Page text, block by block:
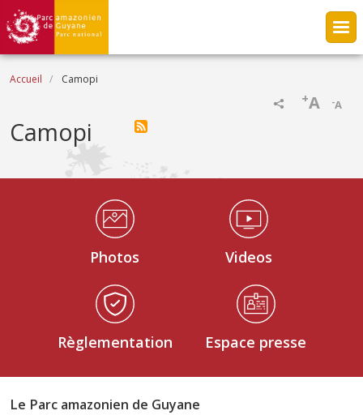
Aller au contenu principal
Fil d'Ariane
Accueil Camopi
-A
+A
Camopi
Médiathèque Footer
Photos Videos
Règlementation Espace presse
Le Parc amazonien de Guyane